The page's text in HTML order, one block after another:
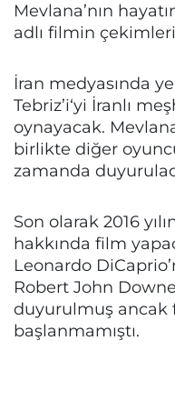
Mevlana’nın
adlı filmin
İran medyasında
Tebriz’i‘yi İranlı
oynayacak.
birlikte diğer
zamanda
Son olarak 2016
hakkında film
Leonardo
Robert John
duyurulmuş
başlanmamıştı.